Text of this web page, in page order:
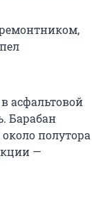
асфальтовой
Барабан
полутора
—